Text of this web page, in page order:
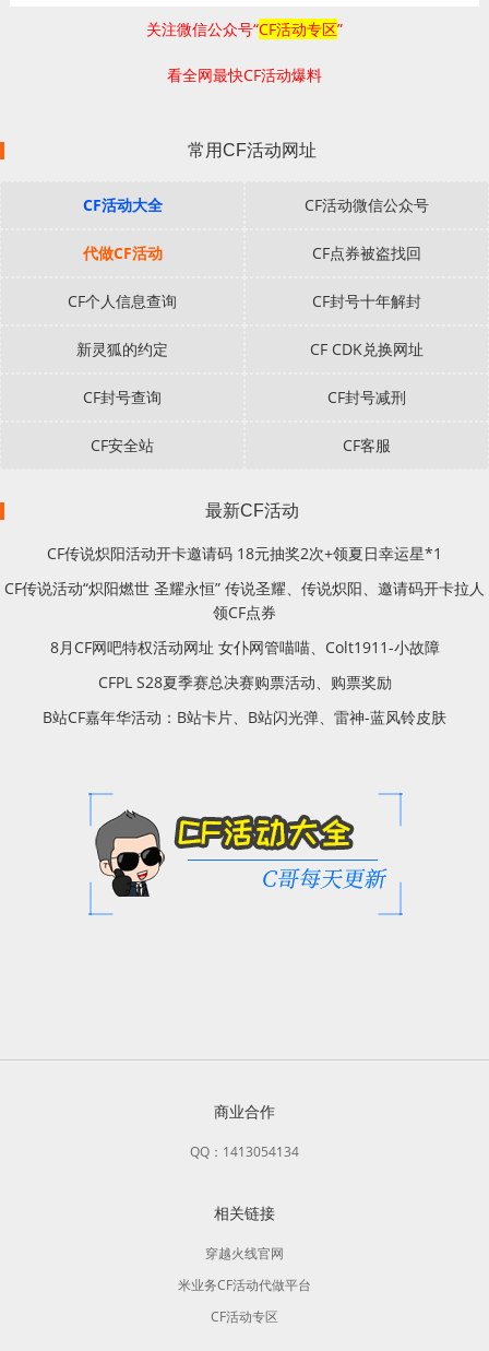
关注微信公众号“CF活动专区”
看全网最快CF活动爆料
常用CF活动网址
CF活动大全 CF活动微信公众号
代做CF活动 CF点券被盗找回
CF个人信息查询 CF封号十年解封
新灵狐的约定 CF CDK兑换网址
CF封号查询 CF封号减刑
CF安全站 CF客服
最新CF活动
CF传说炽阳活动开卡邀请码 18元抽奖2次+领夏日幸运星*1
CF传说活动“炽阳燃世 圣耀永恒” 传说圣耀、传说炽阳、邀请码开卡拉人
领CF点券
8月CF网吧特权活动网址 女仆网管喵喵、Colt1911-小故障
CFPL S28夏季赛总决赛购票活动、购票奖励
B站CF嘉年华活动：B站卡片、B站闪光弹、雷神-蓝风铃皮肤
商业合作
QQ：1413054134
相关链接
穿越火线官网
米业务CF活动代做平台
CF活动专区